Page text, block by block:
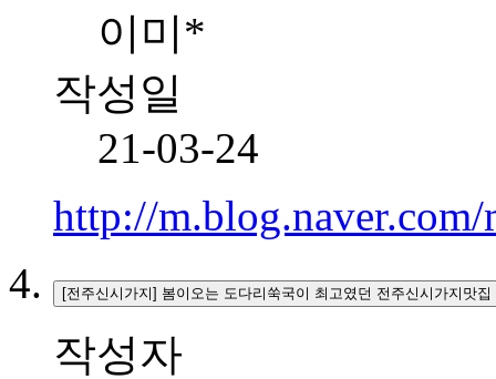
이미*
작성일
21-03-24
http://
[전주신시가지] 봄이오는 도다리쑥국이 최고였던 전주신시가지맛집
작성자